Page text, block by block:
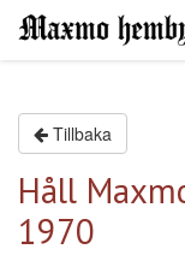
Tillbaka
Håll
1970